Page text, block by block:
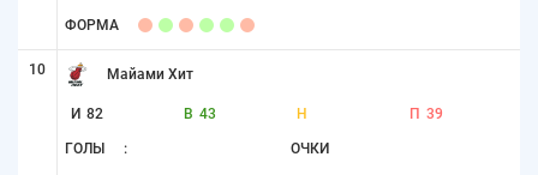
ФОРМА
10 Майами Хит
И 82 В 43 Н П 39
ГОЛЫ : ОЧКИ